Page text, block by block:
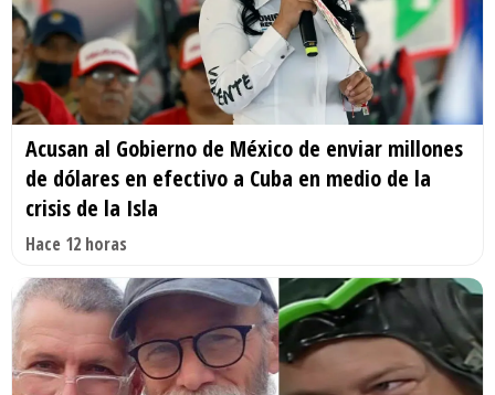
Acusan al Gobierno de México de enviar millones
de dólares en efectivo a Cuba en medio de la
crisis de la Isla
Hace 12 horas